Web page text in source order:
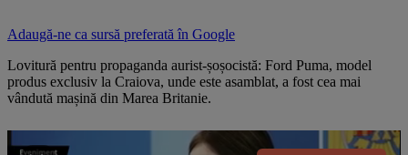
Adaugă-ne ca sursă preferată în Google
Lovitură pentru propaganda aurist-șoșocistă: Ford Puma, model
produs exclusiv la Craiova, unde este asamblat, a fost cea mai
vândută mașină din Marea Britanie.